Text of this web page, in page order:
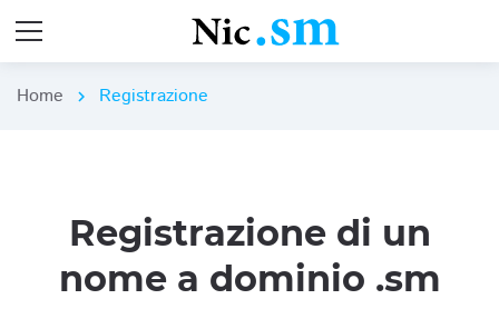
Home chevron_right Registrazione
Registrazione di un
nome a dominio .sm